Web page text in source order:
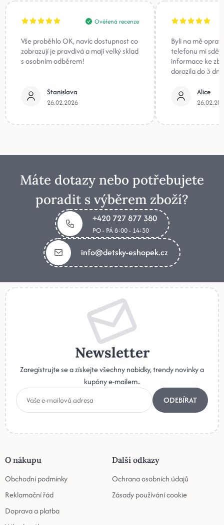
Ověřená recenze
Vše proběhlo OK, navíc dostupnost co
zobrazují je pravdivá a mají velký sklad
s osobním odběrem!
Stanislava
26.02.2026
Byli na mě
telefonu mi
informace ke
dorazila do 3
Alice
Máte dotazy nebo potřebujete
poradit s výběrem zboží?
+420 727 877 380
PO - PÁ 8:00 - 14:30
info@detsky-eshopek.cz
Newsletter
Zaregistrujte se a získejte všechny nabídky, trendy novinky a
kupóny e-mailem..
ODEBÍRAT
O nákupu
Obchodní podmínky
Reklamační řád
Doprava a platba
Další odkazy
Ochrana osobních údajů
Zásady používání cookie